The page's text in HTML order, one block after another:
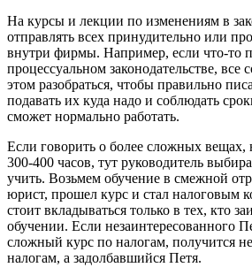
На курсы и лекции по изменениям в
отправлять всех принудительно или
внутри фирмы. Например, если что-то
процессуальном законодательстве,
этом разобраться, чтобы правильно
подавать их куда надо и соблюдать
сможет нормально работать.
Если говорить о более сложных вещах,
300-400 часов, тут руководитель
учить. Возьмем обучение в смежной
юрист, прошел курс и стал налоговым
стоит вкладываться только в тех, кто
обучении. Если незаинтересованного
сложный курс по налогам, получится
налогам, а задолбавшийся Петя.